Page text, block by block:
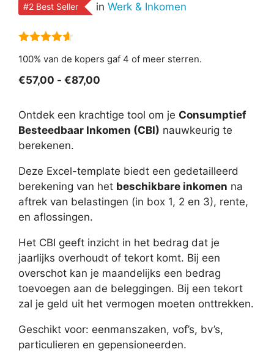
#2 Best Seller in Werk & Inkomen
5
100% van de kopers gaf 4 of meer sterren.
€57,00 - €87,00
tot
€87,00
Ontdek een krachtige tool om je Consumptief
Besteedbaar Inkomen (CBI) nauwkeurig te
berekenen.
Deze Excel-template biedt een gedetailleerd
berekening van het beschikbare inkomen na
aftrek van belastingen (in box 1, 2 en 3), rente,
en aflossingen.
Het CBI geeft inzicht in het bedrag dat je
jaarlijks overhoudt of tekort komt. Bij een
overschot kan je maandelijks een bedrag
toevoegen aan de beleggingen. Bij een tekort
zal je geld uit het vermogen moeten onttrekken.
Geschikt voor: eenmanszaken, vof’s, bv’s,
particulieren en gepensioneerden.